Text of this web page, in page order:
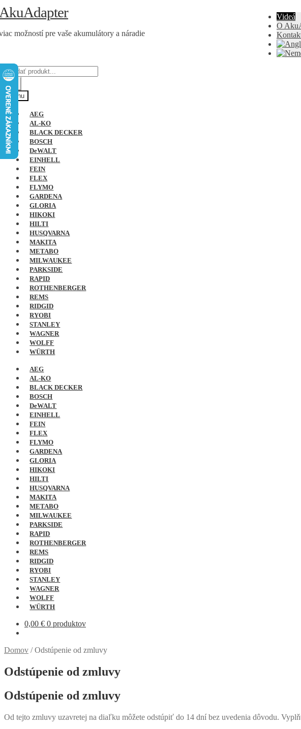
Preskočiť
na
Preskočiť
na
možností pre vaše akumulátory a náradie
Videá
O
Products
search
Menu
AEG
AL-KO
BLACK DECKER
BOSCH
DeWALT
EINHELL
FEIN
FLEX
FLYMO
GARDENA
GLORIA
HIKOKI
HILTI
HUSQVARNA
MAKITA
METABO
MILWAUKEE
PARKSIDE
RAPID
ROTHENBERGER
REMS
RIDGID
RYOBI
STANLEY
WAGNER
WOLFF
WÜRTH
AEG
AL-KO
BLACK DECKER
BOSCH
DeWALT
EINHELL
FEIN
FLEX
FLYMO
GARDENA
GLORIA
HIKOKI
HILTI
HUSQVARNA
MAKITA
METABO
MILWAUKEE
PARKSIDE
RAPID
ROTHENBERGER
REMS
RIDGID
RYOBI
STANLEY
WAGNER
WOLFF
WÜRTH
0,00 € 0 produktov
Domov /Odstúpenie od zmluvy
Odstúpenie od zmluvy
Odstúpenie od zmluvy
Od tejto zmluvy uzavretej na diaľku môžete odstúpiť do 14 dní bez uvedenia dôvodu.